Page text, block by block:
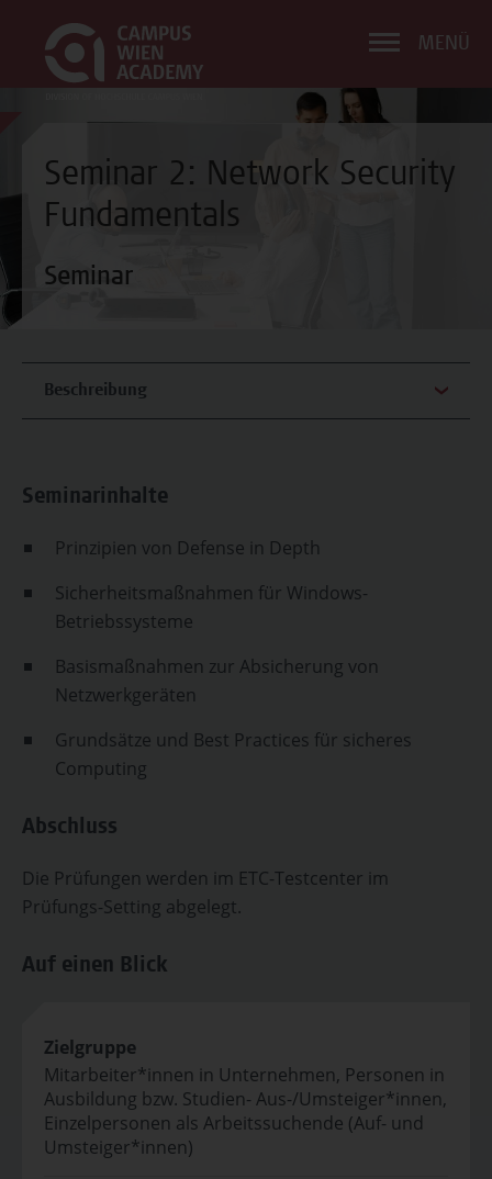
MENÜ
Seminar 2: Network Security
Fundamentals
Seminar
Beschreibung
Seminarinhalte
Prinzipien von Defense in Depth
Sicherheitsmaßnahmen für Windows-
Betriebssysteme
Basismaßnahmen zur Absicherung von
Netzwerkgeräten
Grundsätze und Best Practices für sicheres
Computing
Abschluss
Die Prüfungen werden im ETC-Testcenter im
Prüfungs-Setting abgelegt.
Auf einen Blick
Zielgruppe
Mitarbeiter*innen in Unternehmen, Personen in
Ausbildung bzw. Studien- Aus-/Umsteiger*innen,
Einzelpersonen als Arbeitssuchende (Auf- und
Umsteiger*innen)